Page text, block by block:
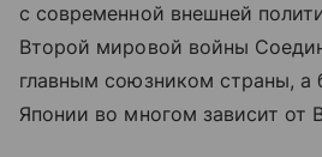
с современной внешней
Второй мировой войны
главным союзником страны, а
Японии во многом зависит от